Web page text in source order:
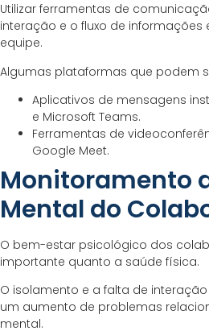
Utilizar ferramentas de
interação e o fluxo de
equipe.
Algumas plataformas que podem
Aplicativos de mensagens
e Microsoft Teams.
Ferramentas de
Google Meet.
Monitoramento
Mental do
O bem-estar psicológico dos
importante quanto a saúde física.
O isolamento e a falta de
um aumento de problemas
mental.